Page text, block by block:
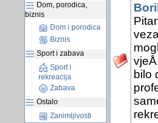
Dom, porodica,
biznis
Dom i porodica
Biznis
Sport i zabava
Sport i
rekreacija
Zabava
Ostalo
Zanimljivosti
bilo